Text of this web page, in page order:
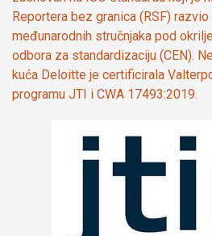
Reportera bez granica (RSF)
međunarodnih stručnjaka pod
odbora za standardizaciju (CEN).
kuća Deloitte je certificirala
programu JTI i CWA 17493:2019.